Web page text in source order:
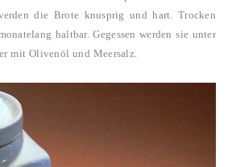
die Brote knusprig und hart. Trocken
haltbar. Gegessen werden sie unter
mit Olivenöl und Meersalz.